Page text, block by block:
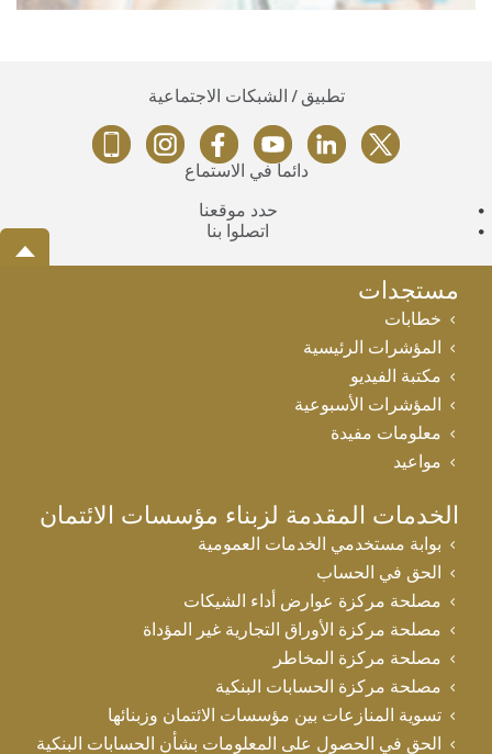
تطبيق / الشبكات الاجتماعية
دائماً في الاستماع
حدد موقعنا
اتصلوا بنا
مستجدات
خطابات
المؤشرات الرئيسية
مكتبة الفيديو
المؤشرات الأسبوعية
معلومات مفيدة
مواعيد
الخدمات المقدمة لزبناء مؤسسات الائتمان
بوابة مستخدمي الخدمات العمومية
الحق في الحساب
مصلحة مركزة عوارض أداء الشيكات
مصلحة مركزة الأوراق التجارية غير المؤداة
مصلحة مركزة المخاطر
مصلحة مركزة الحسابات البنكية
تسوية المنازعات بين مؤسسات الائتمان وزبنائها
الحق في الحصول على المعلومات بشأن الحسابات البنكية